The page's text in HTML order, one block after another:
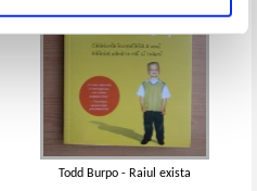
Todd Burpo - Raiul exista